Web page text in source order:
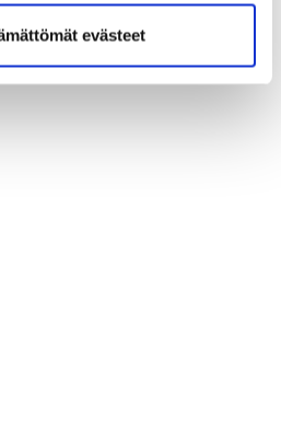
evästeet